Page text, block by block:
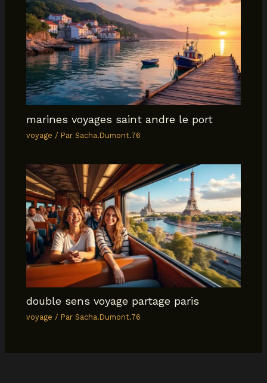
marines voyages saint andre le port
voyage / ParSacha.Dumont.76
double sens voyage partage paris
voyage / ParSacha.Dumont.76